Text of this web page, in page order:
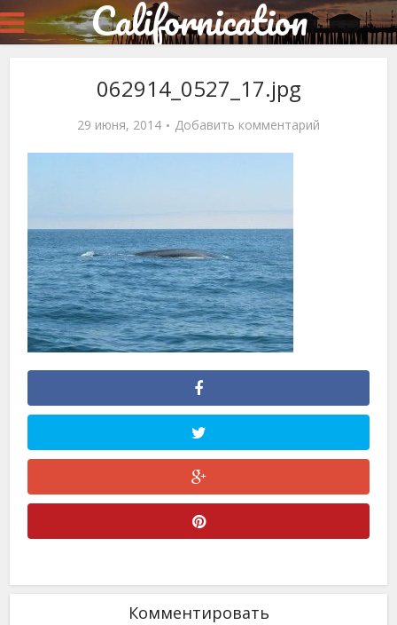
Californication
062914_0527_17.jpg
29 июня, 2014 Добавить комментарий
Комментировать